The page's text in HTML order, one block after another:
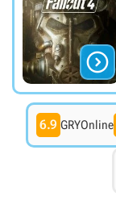

6.9 GRYOnline